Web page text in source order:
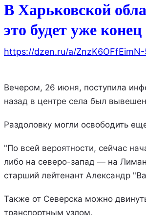
В Харьковской
это будет уже конец
https://dzen.ru/a/
Вечером, 26 июня, поступила
назад в центре села был
Раздоловку могли освободить
"По всей вероятности, сейчас
либо на северо-запад — на
старший лейтенант Александр
Также от Северска можно
транспортным узлом.